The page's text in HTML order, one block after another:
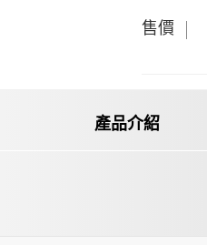
售價
產品介紹